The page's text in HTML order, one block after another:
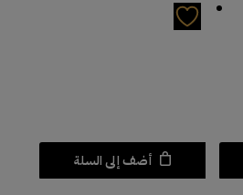
أضف إلى السلة